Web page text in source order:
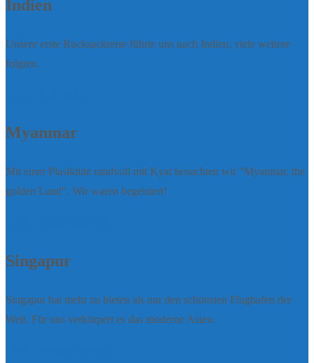
Indien
Unsere erste Rucksackreise führte uns nach Indien, viele weitere
folgten.
Myanmar
Mit einer Plasiktüte randvoll mit Kyat besuchten wir "Myanmar, the
golden Land". Wir waren begeistert!
Singapur
Singapur hat mehr zu bieten als nur den schönsten Flughafen der
Welt. Für uns verkörpert es das moderne Asien.